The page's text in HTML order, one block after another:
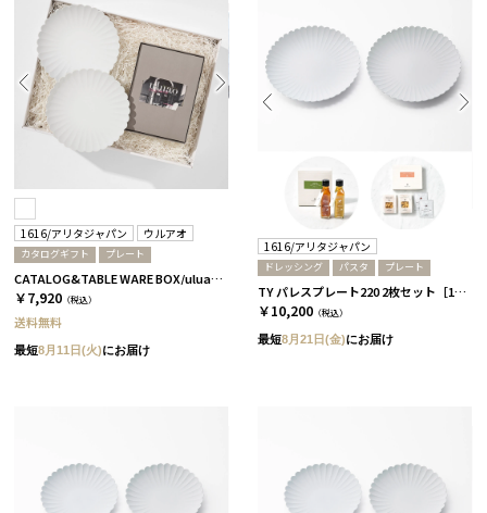
1616/アリタジャパン ウルアオ
カタログギフト プレート
CATALOG&TABLE WARE BOX/uluao/パレスプレート160 2枚セット/全5種 アウレリアーナ
￥7,920 （税込）
送料無料
最短8月11日(火)にお届け
1616/アリタジャパン
ドレッシング パスタ プレート
TY パレスプレート220 2枚セット［1616/アリタジャパン］+ドレッシング+パスタ
￥10,200 （税込）
最短8月21日(金)にお届け